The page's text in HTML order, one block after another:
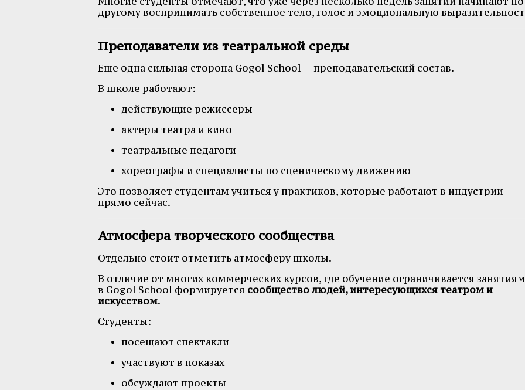
другому воспринимать собственное тело, голос и эмоциональную
Преподаватели из театральной среды
Еще одна сильная сторона Gogol School — преподавательский состав.
В школе работают:
действующие режиссеры
актеры театра и кино
театральные педагоги
хореографы и специалисты по сценическому движению
Это позволяет студентам учиться у практиков, которые работают в индустрии
прямо сейчас.
Атмосфера творческого сообщества
Отдельно стоит отметить атмосферу школы.
В отличие от многих коммерческих курсов, где обучение ограничивается
в Gogol School формируется сообщество людей, интересующихся театром и
искусством.
Студенты:
посещают спектакли
участвуют в показах
обсуждают проекты